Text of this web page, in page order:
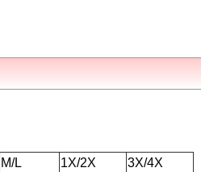
M/L 1X/2X
3X/4X